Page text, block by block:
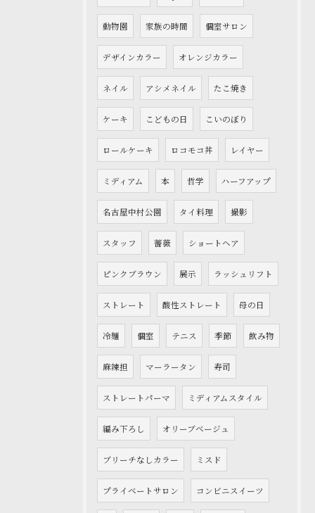
動物園 家族の時間 個室サロン
デザインカラー オレンジカラー
ネイル アシメネイル たこ焼き
ケーキ こどもの日 こいのぼり
ロールケーキ ロコモコ丼 レイヤー
ミディアム 本 哲学 ハーフアップ
名古屋中村公園 タイ料理 撮影
スタッフ 薔薇 ショートヘア
ピンクブラウン 展示 ラッシュリフト
ストレート 酸性ストレート 母の日
冷麺 個室 テニス 季節 飲み物
麻辣担 マーラータン 寿司
ストレートパーマ ミディアムスタイル
編み下ろし オリーブベージュ
ブリーチなしカラー ミスド
プライベートサロン コンビニスイーツ